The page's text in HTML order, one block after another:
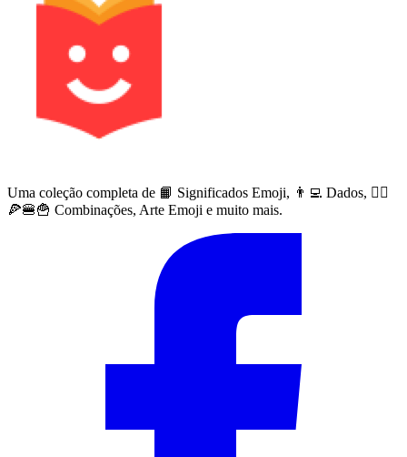
Uma coleção completa de 📙 Significados Emoji, 👨‍💻 Dados, 🙅‍♀️
🍕🍔🍟 Combinações, Arte Emoji e muito mais.